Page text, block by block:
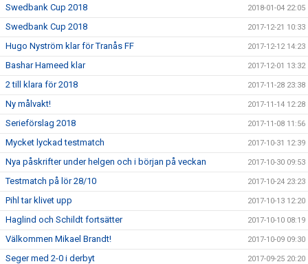
Swedbank Cup 2018 2018-01-04 22:05
Swedbank Cup 2018 2017-12-21 10:33
Hugo Nyström klar för Tranås FF 2017-12-12 14:23
Bashar Hameed klar 2017-12-01 13:32
2 till klara för 2018 2017-11-28 23:38
Ny målvakt! 2017-11-14 12:28
Serieförslag 2018 2017-11-08 11:56
Mycket lyckad testmatch 2017-10-31 12:39
Nya påskrifter under helgen och i början på veckan 2017-10-30 09:53
Testmatch på lör 28/10 2017-10-24 23:23
Pihl tar klivet upp 2017-10-13 12:20
Haglind och Schildt fortsätter 2017-10-10 08:19
Välkommen Mikael Brandt! 2017-10-09 09:30
Seger med 2-0 i derbyt 2017-09-25 20:20